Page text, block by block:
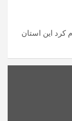
کرد این استان